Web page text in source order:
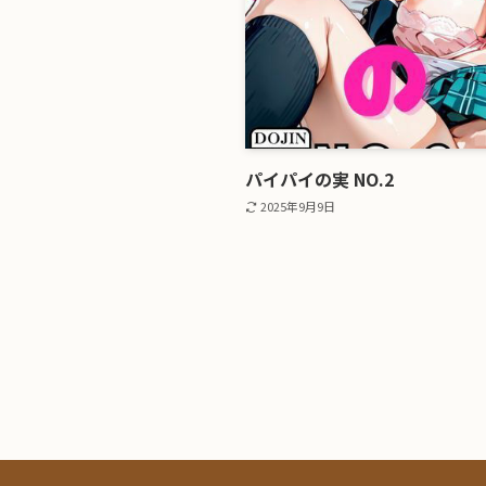
パイパイの実 NO.2
2025年9月9日